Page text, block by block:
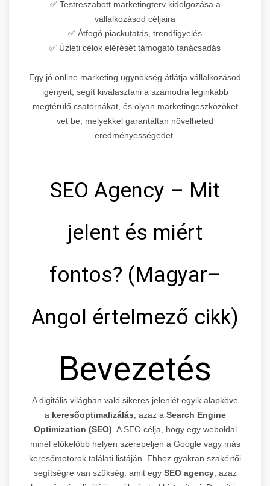
✅ Testreszabott marketingterv kidolgozása a
vállalkozásod céljaira
✅ Átfogó piackutatás, trendfigyelés
✅ Üzleti célok elérését támogató tanácsadás
Egy jó online marketing ügynökség átlátja vállalkozásod
igényeit, segít kiválasztani a számodra leginkább
megtérülő csatornákat, és olyan marketingeszközöket
vet be, melyekkel garantáltan növelheted
eredményességedet.
SEO Agency – Mit
jelent és miért
fontos? (Magyar–
Angol értelmező cikk)
Bevezetés
A digitális világban való sikeres jelenlét egyik alapköve
a keresőoptimalizálás , azaz a Search Engine
Optimization (SEO) . A SEO célja, hogy egy weboldal
minél előkelőbb helyen szerepeljen a Google vagy más
keresőmotorok találati listáján. Ehhez gyakran szakértői
segítségre van szükség, amit egy SEO agency, azaz